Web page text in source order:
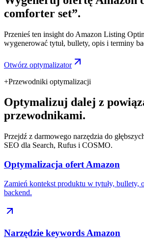
comforter set”.
Przenieś ten insight do Amazon Listing
wygenerować tytuł, bullety, opis i terminy
Otwórz optymalizator
+Przewodniki optymalizacji
Optymalizuj dalej z
przewodnikami.
Przejdź z darmowego narzędzia do
SEO dla Search, Rufus i COSMO.
Optymalizacja ofert Amazon
Zamień kontekst produktu w tytuły, bullety,
backend.
Narzędzie keywords Amazon